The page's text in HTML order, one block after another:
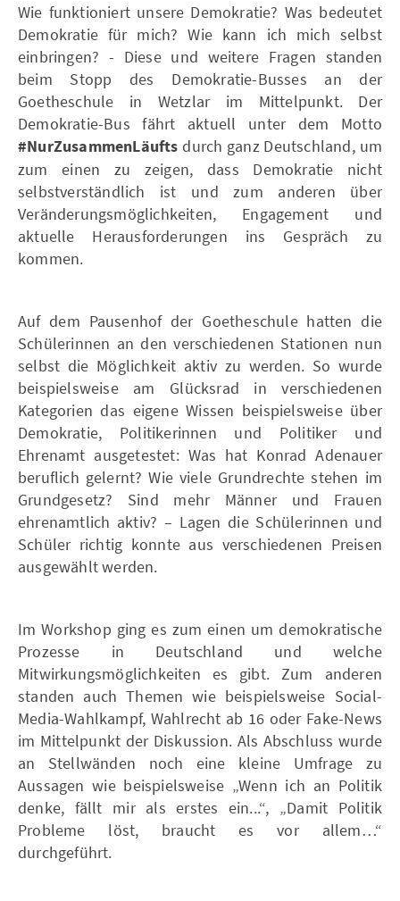
Wie funktioniert unsere Demokratie? Was bedeutet
Demokratie für mich? Wie kann ich mich selbst
einbringen? - Diese und weitere Fragen standen
beim Stopp des Demokratie-Busses an der
Goetheschule in Wetzlar im Mittelpunkt. Der
Demokratie-Bus fährt aktuell unter dem Motto
#NurZusammenLäufts durch ganz Deutschland, um
zum einen zu zeigen, dass Demokratie nicht
selbstverständlich ist und zum anderen über
Veränderungsmöglichkeiten, Engagement und
aktuelle Herausforderungen ins Gespräch zu
kommen.
Auf dem Pausenhof der Goetheschule hatten die
Schülerinnen an den verschiedenen Stationen nun
selbst die Möglichkeit aktiv zu werden. So wurde
beispielsweise am Glücksrad in verschiedenen
Kategorien das eigene Wissen beispielsweise über
Demokratie, Politikerinnen und Politiker und
Ehrenamt ausgetestet: Was hat Konrad Adenauer
beruflich gelernt? Wie viele Grundrechte stehen im
Grundgesetz? Sind mehr Männer und Frauen
ehrenamtlich aktiv? – Lagen die Schülerinnen und
Schüler richtig konnte aus verschiedenen Preisen
ausgewählt werden.
Im Workshop ging es zum einen um demokratische
Prozesse in Deutschland und welche
Mitwirkungsmöglichkeiten es gibt. Zum anderen
standen auch Themen wie beispielsweise Social-
Media-Wahlkampf, Wahlrecht ab 16 oder Fake-News
im Mittelpunkt der Diskussion. Als Abschluss wurde
an Stellwänden noch eine kleine Umfrage zu
Aussagen wie beispielsweise „Wenn ich an Politik
denke, fällt mir als erstes ein...“, „Damit Politik
Probleme löst, braucht es vor allem…“
durchgeführt.